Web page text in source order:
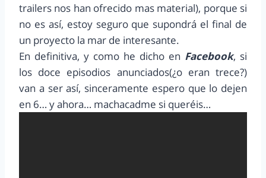
trailers nos han ofrecido mas material), porque si
no es así, estoy seguro que supondrá el final de
un proyecto la mar de interesante.
En definitiva, y como he dicho en Facebook, si
los doce episodios anunciados(¿o eran trece?)
van a ser así, sinceramente espero que lo dejen
en 6… y ahora… machacadme si queréis…